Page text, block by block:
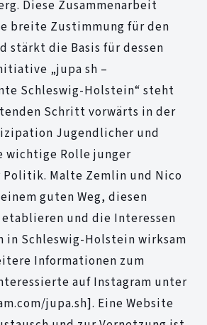
Diese Zusammenarbeit
breite Zustimmung für den
stärkt die Basis für dessen
„jupa sh –
Schleswig-Holstein“ steht
Schritt vorwärts in der
Jugendlicher und
wichtige Rolle junger
Politik. Malte Zemlin und Nico
guten Weg, diesen
etablieren und die Interessen
in Schleswig-Holstein wirksam
Informationen zum
auf Instagram unter
jupa.sh]. Eine Website